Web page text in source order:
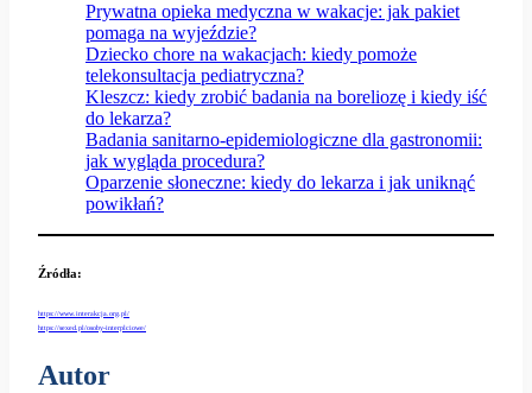
Prywatna opieka medyczna w wakacje: jak pakiet
pomaga na wyjeździe?
Dziecko chore na wakacjach: kiedy pomoże
telekonsultacja pediatryczna?
Kleszcz: kiedy zrobić badania na boreliozę i kiedy iść
do lekarza?
Badania sanitarno-epidemiologiczne dla gastronomii:
jak wygląda procedura?
Oparzenie słoneczne: kiedy do lekarza i jak uniknąć
powikłań?
Źródła:
https://www.interakcja.org.pl/
https://sexed.pl/osoby-interplciowe/
Autor